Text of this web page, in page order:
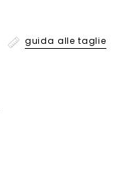
guida alle taglie